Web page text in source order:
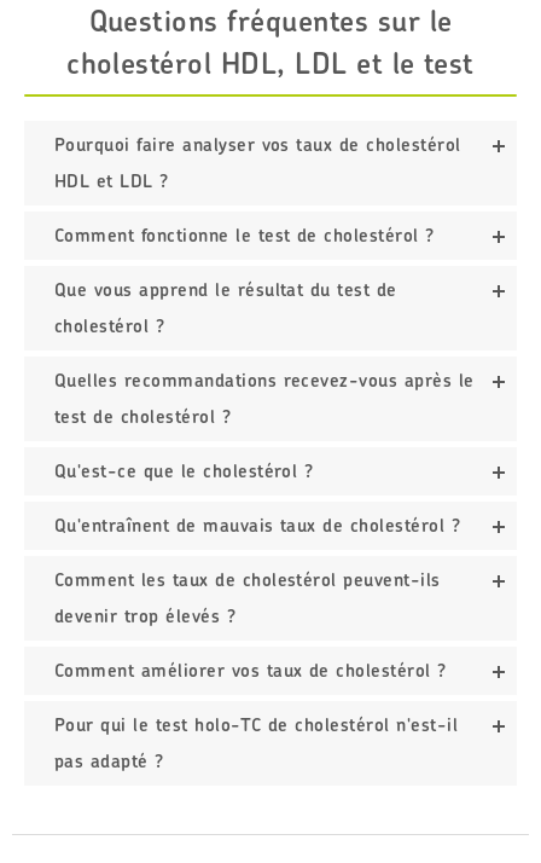
Questions fréquentes sur le
cholestérol HDL, LDL et le test
Pourquoi faire analyser vos taux de cholestérol
HDL et LDL ?
Comment fonctionne le test de cholestérol ?
Que vous apprend le résultat du test de
cholestérol ?
Quelles recommandations recevez-vous après le
test de cholestérol ?
Qu'est-ce que le cholestérol ?
Qu'entraînent de mauvais taux de cholestérol ?
Comment les taux de cholestérol peuvent-ils
devenir trop élevés ?
Comment améliorer vos taux de cholestérol ?
Pour qui le test holo-TC de cholestérol n'est-il
pas adapté ?